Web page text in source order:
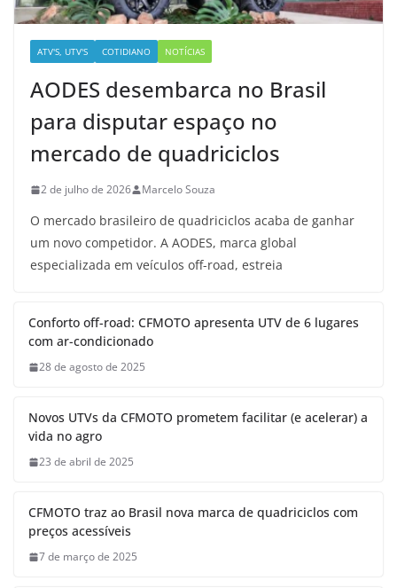
ATV'S, UTV'S COTIDIANO NOTÍCIAS
AODES desembarca no Brasil
para disputar espaço no
mercado de quadriciclos
2 de julho de 2026 Marcelo Souza
O mercado brasileiro de quadriciclos acaba de ganhar
um novo competidor. A AODES, marca global
especializada em veículos off-road, estreia
Conforto off-road: CFMOTO apresenta UTV de 6 lugares
com ar-condicionado
28 de agosto de 2025
Novos UTVs da CFMOTO prometem facilitar (e acelerar) a
vida no agro
23 de abril de 2025
CFMOTO traz ao Brasil nova marca de quadriciclos com
preços acessíveis
7 de março de 2025